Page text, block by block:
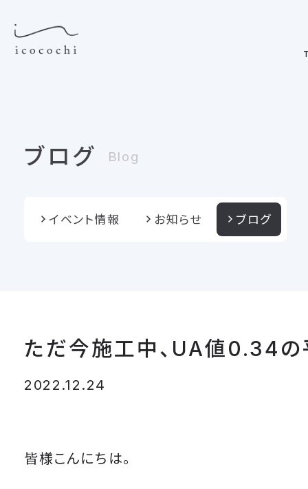
ブログ Blog
イベント情報 お知らせ ブログ
ただ今施工中、UA値0.34
2022.12.24
皆様こんにちは。